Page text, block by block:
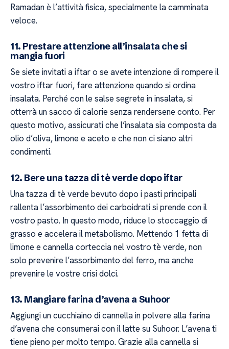
Ramadan è l’attività fisica, specialmente la camminata
veloce.
11. Prestare attenzione all’insalata che si
mangia fuori
Se siete invitati a iftar o se avete intenzione di rompere il
vostro iftar fuori, fare attenzione quando si ordina
insalata. Perché con le salse segrete in insalata, si
otterrà un sacco di calorie senza rendersene conto. Per
questo motivo, assicurati che l’insalata sia composta da
olio d’oliva, limone e aceto e che non ci siano altri
condimenti.
12. Bere una tazza di tè verde dopo iftar
Una tazza di tè verde bevuto dopo i pasti principali
rallenta l’assorbimento dei carboidrati si prende con il
vostro pasto. In questo modo, riduce lo stoccaggio di
grasso e accelera il metabolismo. Mettendo 1 fetta di
limone e cannella corteccia nel vostro tè verde, non
solo prevenire l’assorbimento del ferro, ma anche
prevenire le vostre crisi dolci.
13. Mangiare farina d’avena a Suhoor
Aggiungi un cucchiaino di cannella in polvere alla farina
d’avena che consumerai con il latte su Suhoor. L’avena ti
tiene pieno per molto tempo. Grazie alla cannella si